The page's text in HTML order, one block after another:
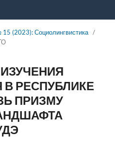
(2023): Социолингвистика /
РЕСПУБЛИКЕ
ПРИЗМУ